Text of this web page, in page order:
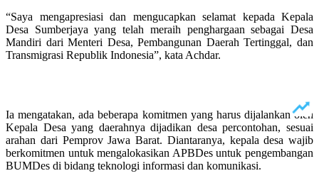
“Saya mengapresiasi dan mengucapkan selamat kepada Kepala
Desa Sumberjaya yang telah meraih penghargaan sebagai Desa
Mandiri dari Menteri Desa, Pembangunan Daerah Tertinggal, dan
Transmigrasi Republik Indonesia”, kata Achdar.
Ia mengatakan, ada beberapa komitmen yang harus dijalankan oleh
Kepala Desa yang daerahnya dijadikan desa percontohan, sesuai
arahan dari Pemprov Jawa Barat. Diantaranya, kepala desa wajib
berkomitmen untuk mengalokasikan APBDes untuk pengembangan
BUMDes di bidang teknologi informasi dan komunikasi.